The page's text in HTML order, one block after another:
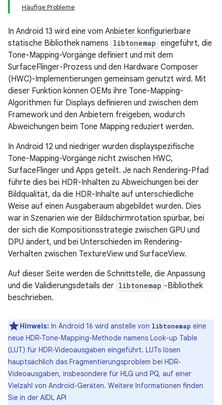
Häufige Probleme
In Android 13 wird eine vom Anbieter konfigurierbare
statische Bibliothek namens libtonemap eingeführt, die
Tone-Mapping-Vorgänge definiert und mit dem
SurfaceFlinger-Prozess und den Hardware Composer
(HWC)-Implementierungen gemeinsam genutzt wird. Mit
dieser Funktion können OEMs ihre Tone-Mapping-
Algorithmen für Displays definieren und zwischen dem
Framework und den Anbietern freigeben, wodurch
Abweichungen beim Tone Mapping reduziert werden.
In Android 12 und niedriger wurden displayspezifische
Tone-Mapping-Vorgänge nicht zwischen HWC,
SurfaceFlinger und Apps geteilt. Je nach Rendering-Pfad
führte dies bei HDR-Inhalten zu Abweichungen bei der
Bildqualität, da die HDR-Inhalte auf unterschiedliche
Weise auf einen Ausgaberaum abgebildet wurden. Dies
war in Szenarien wie der Bildschirmrotation spürbar, bei
der sich die Kompositionsstrategie zwischen GPU und
DPU ändert, und bei Unterschieden im Rendering-
Verhalten zwischen TextureView und SurfaceView.
Auf dieser Seite werden die Schnittstelle, die Anpassung
und die Validierungsdetails der libtonemap -Bibliothek
beschrieben.
Hinweis: In Android 16 wird anstelle von libtonemap eine
neue HDR-Tone-Mapping-Methode namens Look-up Table
(LUT) für HDR-Videoausgaben eingeführt. LUTs lösen
hauptsächlich das Fragmentierungsproblem bei HDR-
Videoausgaben, insbesondere für HLG und PQ, auf einer
Vielzahl von Android-Geräten. Weitere Informationen finden
Sie in der AIDL API